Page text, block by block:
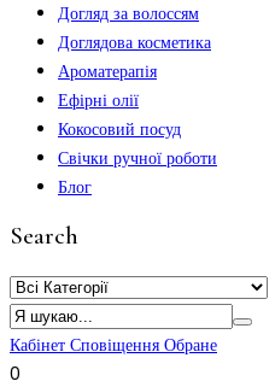
Догляд за волоссям
Доглядова косметика
Ароматерапія
Ефірні олії
Кокосовий посуд
Свічки ручної роботи
Блог
Search
Кабінет Сповіщення Обране
0